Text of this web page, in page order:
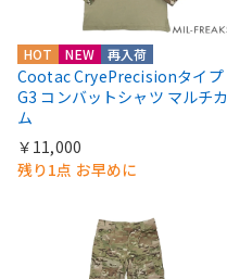
HOT NEW 再入荷
Cootac CryePrecisionタイプ
G3 コンバットシャツ マルチカ
ム
￥11,000
残り1点 お早めに